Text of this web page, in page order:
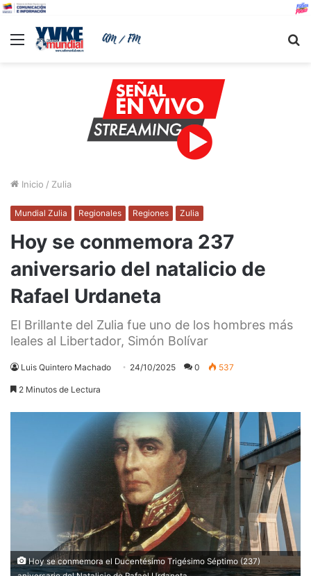
Menu
Inicio / Zulia
Mundial Zulia Regionales Regiones Zulia
Hoy se conmemora 237
aniversario del natalicio de
Rafael Urdaneta
El Brillante del Zulia fue uno de los hombres más
leales al Libertador, Simón Bolívar
Luis Quintero Machado 24/10/2025 0 537
2 Minutos de Lectura
Hoy se conmemora el Ducentésimo Trigésimo Séptimo (237)